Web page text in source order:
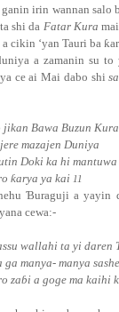
ganin irin wannan salo
shi da Fatar Kura
cikin ‘yan Tauri ba ƙ
a zamanin su to
ya ce ai Mai dabo shi
jikan Bawa Buzun Kura
mazajen Duniya
Doki ka hi mantuwa
ƙarya ya kai 11
Ɓuraguji a yayin
cewa:-
wallahi ta yi daren
ga manya- manya
zaɓi a goge ma kaihi